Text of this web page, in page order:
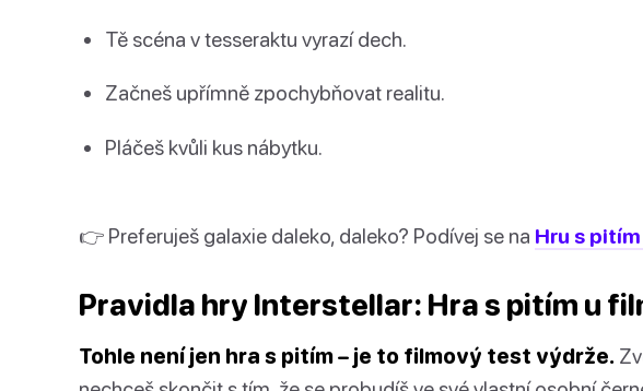
Tě scéna v tesseraktu vyrazí dech.
Začneš upřímně zpochybňovat realitu.
Pláčeš kvůli kus nábytku.
👉 Preferuješ galaxie daleko, daleko? Podívej se na Hru s
Pravidla hry Interstellar: Hra s pitím u
Tohle není jen hra s pitím – je to filmový test výdrže.